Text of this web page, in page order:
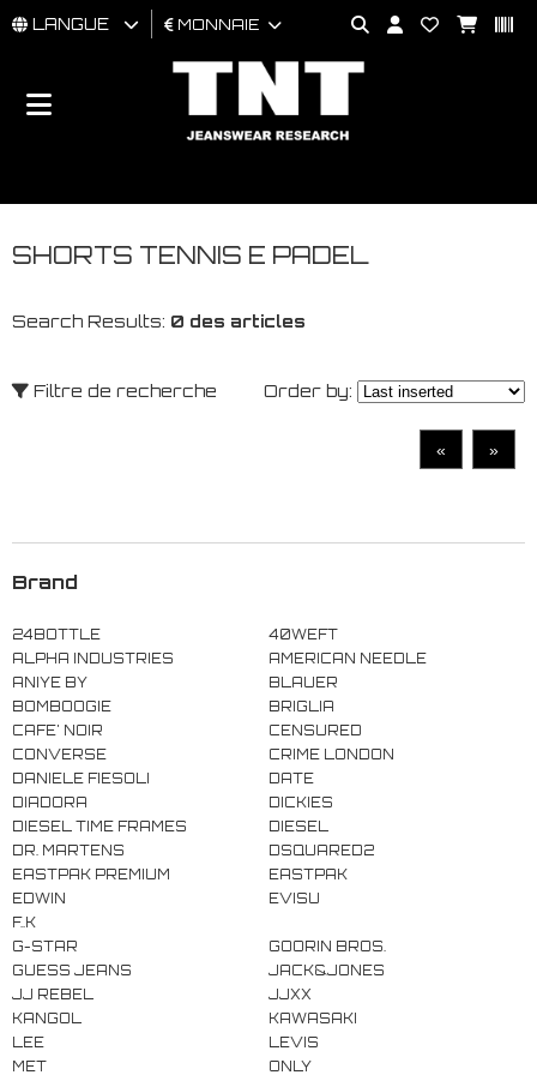
HOMMES
BRAND
LANGUE MONNAIE
SHORTS TENNIS E PADEL
Search Results: 0 des articles
Filtre de recherche Order by:
« »
Brand
24BOTTLE
40WEFT
ALPHA INDUSTRIES
AMERICAN NEEDLE
ANIYE BY
BLAUER
BOMBOOGIE
BRIGLIA
CAFE' NOIR
CENSURED
CONVERSE
CRIME LONDON
DANIELE FIESOLI
DATE
DIADORA
DICKIES
DIESEL TIME FRAMES
DIESEL
DR. MARTENS
DSQUARED2
EASTPAK PREMIUM
EASTPAK
EDWIN
EVISU
F..K
G-STAR
GOORIN BROS.
GUESS JEANS
JACK&JONES
JJ REBEL
JJXX
KANGOL
KAWASAKI
LEE
LEVIS
MET
ONLY